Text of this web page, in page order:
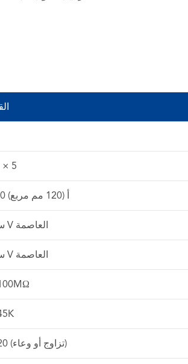
× 5
350 أ (120 مم مربع)
سي V العاصمة
سي V العاصمة
IP20 (تزاوج أو وعاء)